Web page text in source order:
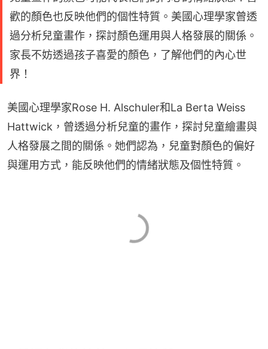
歡的顏色也反映他們的個性特質。美國心理學家曾透
過分析兒童畫作，探討顏色運用與人格發展的關係。
家長不妨透過孩子喜愛的顏色，了解他們的內心世
界！
美國心理學家Rose H. Alschuler和La Berta Weiss
Hattwick，曾透過分析兒童的畫作，探討兒童繪畫與
人格發展之間的關係。她們認為，兒童對顏色的偏好
與運用方式，能反映他們的情緒狀態及個性特質。